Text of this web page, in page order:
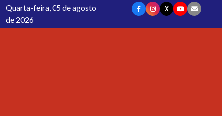
Quarta-feira, 05 de agosto
de 2026
X